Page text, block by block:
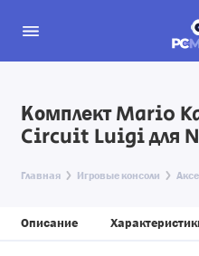
Комплект Mario
Circuit Luigi для
Главная Игровые консоли
Описание